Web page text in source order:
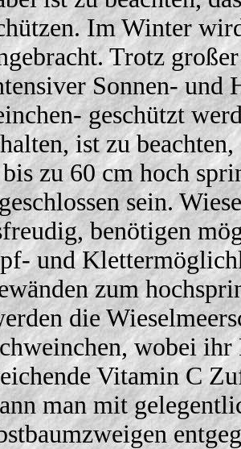
Im Winter
Trotz
Sonnen- und
geschützt
ist zu
zu 60 cm hoch
sein.
benötigen
und
zum
die
wobei
Vitamin C
man mit